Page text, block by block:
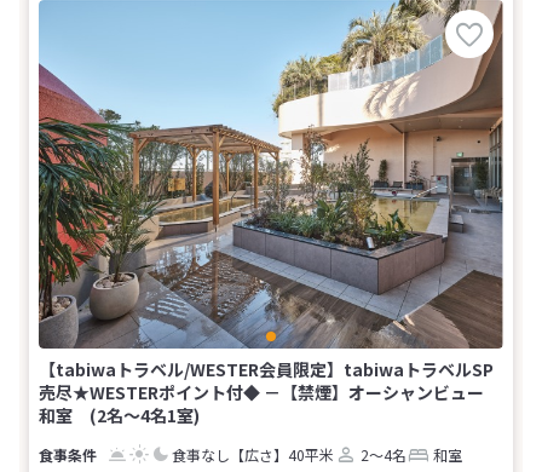
【tabiwaトラベル/WESTER会員限定】tabiwaトラベルSP
売尽★WESTERポイント付◆ －【禁煙】オーシャンビュー
和室 (2名～4名1室)
食事なし 【広さ】40平米 2～4名
和室